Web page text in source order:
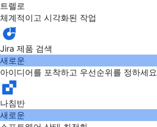
트렐로
체계적이고 시각화된 작업
Jira 제품 검색
새로운
아이디어를 포착하고 우선순위를 정하세요
나침반
새로운